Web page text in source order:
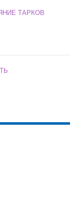
ТАРКОВ